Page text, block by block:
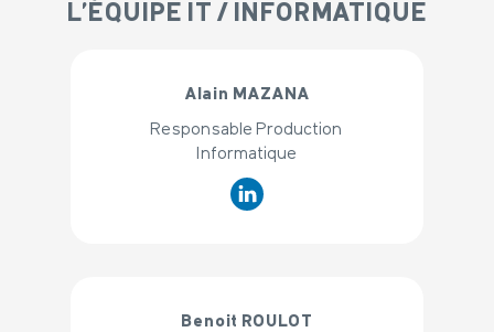
L'ÉQUIPE IT / INFORMATIQUE
Alain MAZANA
Responsable Production
Informatique
Benoit ROULOT